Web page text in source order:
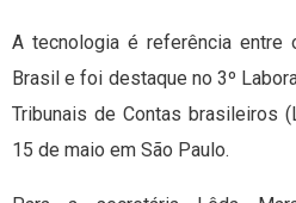
A tecnologia é referência entre
Brasil e foi destaque no 3º
Tribunais de Contas brasileiros
15 de maio em São Paulo.